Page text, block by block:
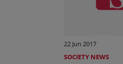
22 Jun 2017
SOCIETY NEWS